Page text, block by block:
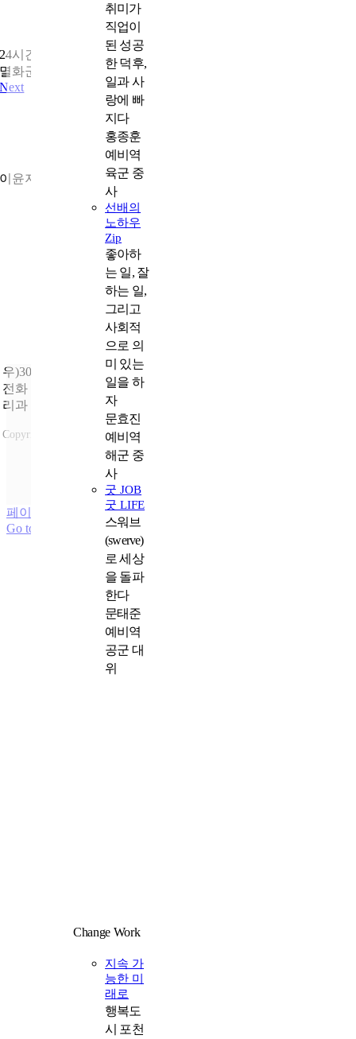
취미가
직업이
된 성공
한 덕후,
일과 사
랑에 빠
지다
홍종훈
예비역
육군 중
사
선배의
노하우
Zip
좋아하
는 일, 잘
하는 일,
그리고
사회적
으로 의
미 있는
일을 하
자
문효진
예비역
해군 중
사
굿 JOB
굿 LIFE
스워브
(swerve)
로 세상
을 돌파
한다
문태준
예비역
공군 대
위
Change Work
지속 가
능한 미
래로
행복도
시 포천
큰불도 너끈히 잡는
24시간 비상대기조!
멸화군 & 소방관
Next
나도 살고 상대방도 살려주는 대화법
이윤지 <메타인지 대화법> 저자, 멘쉬커뮤니케이션 대표
우)30113 세종특별자치시 도움4로 9
전화
문의: 국가보훈부 제대군인국 제대군인일자
리과
Copyright ⓒ 2023국가보훈부 All rights reserved.
국가보훈부 +
페이지 로드 링크
Go to Top